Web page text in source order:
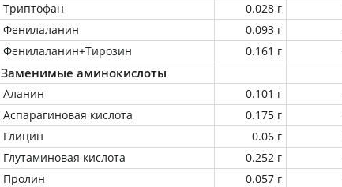
Триптофан
0.028 г
Фенилаланин
0.093 г
Фенилаланин+Тирозин
0.161 г
Заменимые аминокислоты
Аланин 0.101 г
Аспарагиновая кислота
0.175 г
Глицин
0.06 г
Глутаминовая кислота
0.252 г
Пролин
0.057 г